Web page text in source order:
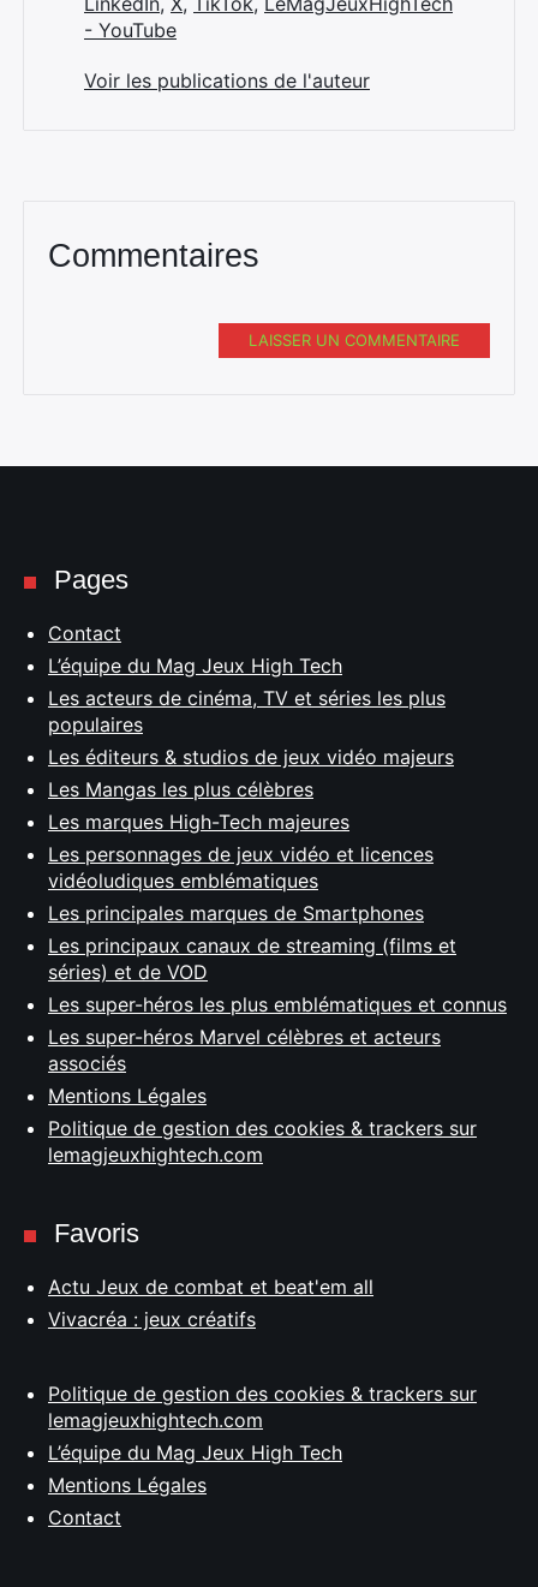
- YouTube
Voir les publications de l'auteur
Commentaires
LAISSER UN COMMENTAIRE
Pages
Contact
L’équipe du Mag Jeux High Tech
Les acteurs de cinéma, TV et séries les plus
populaires
Les éditeurs & studios de jeux vidéo majeurs
Les Mangas les plus célèbres
Les marques High-Tech majeures
Les personnages de jeux vidéo et licences
vidéoludiques emblématiques
Les principales marques de Smartphones
Les principaux canaux de streaming (films et
séries) et de VOD
Les super-héros les plus emblématiques et connus
Les super-héros Marvel célèbres et acteurs
associés
Mentions Légales
Politique de gestion des cookies & trackers sur
lemagjeuxhightech.com
Favoris
Actu Jeux de combat et beat'em all
Vivacréa : jeux créatifs
Politique de gestion des cookies & trackers sur
lemagjeuxhightech.com
L’équipe du Mag Jeux High Tech
Mentions Légales
Contact